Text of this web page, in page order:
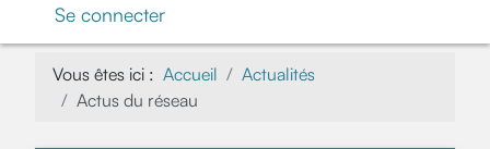
Se connecter
Vous êtes ici : Accueil
Actualités
Actus du réseau